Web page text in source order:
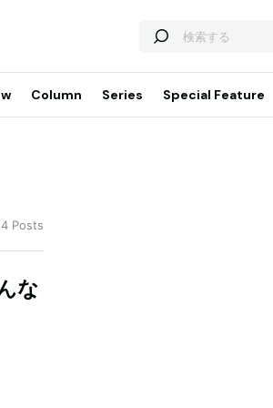
Column Series Special Feature
Posts
な